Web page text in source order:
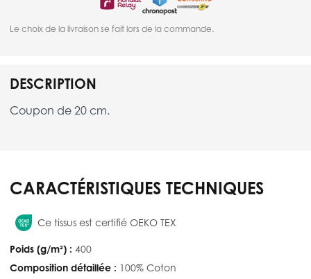
Le choix de la livraison se fait lors de la commande.
DESCRIPTION
Coupon de 20 cm.
CARACTÉRISTIQUES TECHNIQUES
Ce tissus est certifié OEKO TEX
Poids (g/m²) : 400
Composition détaillée : 100% Coton